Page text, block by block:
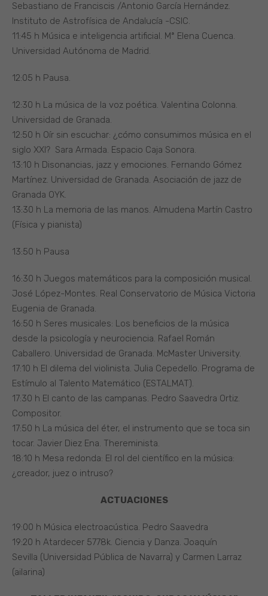
Sebastiano de Franciscis /Antonio García Hernández.
Instituto de Astrofísica de Andalucía -CSIC.
11:45 h Música e inteligencia artificial. Mª Elena Cuenca.
Universidad Autónoma de Madrid.
12:05 h Pausa.
12:30 h La música de la voz poética. Valentina Colonna.
Universidad de Granada.
12:50 h Oír sin escuchar: ¿cómo consumimos música en el
siglo XXI? Sara Armada. Espacio Caja Sonora.
13:10 h Disonancias, jazz y emociones. Fernando Gómez
Martínez. Universidad de Granada. Asociación de jazz de
Granada OYK.
13:30 h La memoria de las manos. Almudena Martín Castro
(Física y pianista)
13:50 h Pausa
16:30 h Juegos matemáticos para la composición musical.
José López-Montes. Real Conservatorio de Música Victoria
Eugenia de Granada.
16:50 h Seres musicales: Los beneficios de la música
desde la psicología y neurociencia. Rafael Román
Caballero. Universidad de Granada. McMaster University.
17:10 h El dilema del violinista. Julia Cepedello. Programa de
Estímulo al Talento Matemático (ESTALMAT).
17:30 h El canto de las campanas. Pedro Saavedra Ortiz.
Compositor.
17:50 h La música del éter, el instrumento que se toca sin
tocar. Javier Diez Ena. Thereminista.
18:10 h Mesa redonda: El rol del científico en la música:
¿creador, juez o intruso?
ACTUACIONES
19:00 h Música electroacústica. Pedro Saavedra
19:20 h Atardecer 5778k. Ciencia y Danza. Joaquín
Sevilla (Universidad Pública de Navarra) y Carmen Larraz
(ailarina)